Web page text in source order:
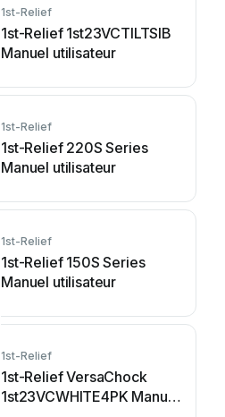
1st-Relief
1st-Relief 1st23VCTILTSIB
Manuel utilisateur
1st-Relief
1st-Relief 220S Series
Manuel utilisateur
1st-Relief
1st-Relief 150S Series
Manuel utilisateur
1st-Relief
1st-Relief VersaChock
1st23VCWHITE4PK Manuel